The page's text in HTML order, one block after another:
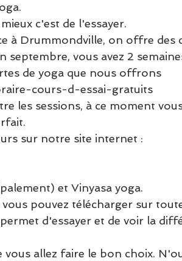
c'est de l'essayer.
à Drummondville, on offre des
septembre, vous avez 2
de yoga que nous offrons
cours-d-essai-gratuits
les sessions, à ce moment
sur notre site internet :
et Vinyasa yoga.
pouvez télécharger sur
d'essayer et de voir la
vous allez faire le bon choix.